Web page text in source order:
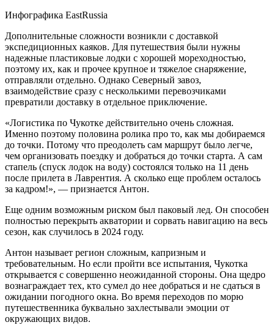
Инфографика EastRussia
Дополнительные сложности возникли с доставкой
экспедиционных каяков. Для путешествия были нужны
надежные пластиковые лодки с хорошей мореходностью,
поэтому их, как и прочее крупное и тяжелое снаряжение,
отправляли отдельно. Однако Северный завоз,
взаимодействие сразу с несколькими перевозчиками
превратили доставку в отдельное приключение.
«Логистика по Чукотке действительно очень сложная.
Именно поэтому половина ролика про то, как мы добираемся
до точки. Потому что преодолеть сам маршрут было легче,
чем организовать поездку и добраться до точки старта. А сам
стапель (спуск лодок на воду) состоялся только на 11 день
после прилета в Лаврентия. А сколько еще проблем осталось
за кадром!», — признается Антон.
Еще одним возможным риском был паковый лед. Он способен
полностью перекрыть акватории и сорвать навигацию на весь
сезон, как случилось в 2024 году.
Антон называет регион сложным, капризным и
требовательным. Но если пройти все испытания, Чукотка
открывается с совершенно неожиданной стороны. Она щедро
вознаграждает тех, кто сумел до нее добраться и не сдаться в
ожидании погодного окна. Во время переходов по морю
путешественника буквально захлестывали эмоции от
окружающих видов.